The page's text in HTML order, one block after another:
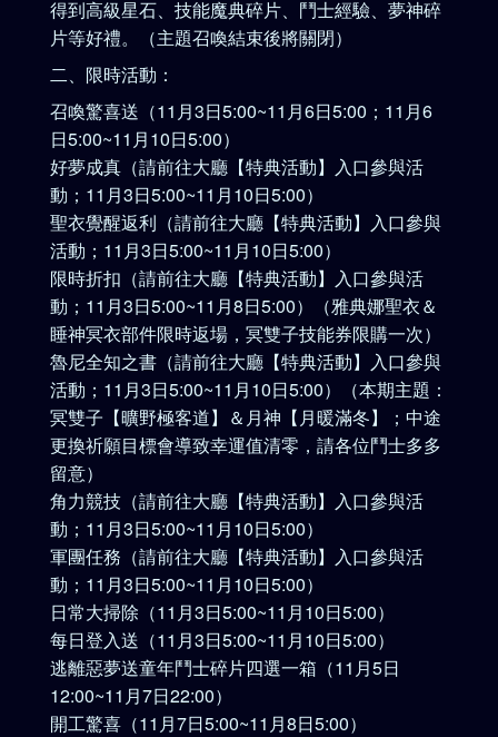
得到高級星石、技能魔典碎片、鬥士經驗、夢神碎
片等好禮。（主題召喚結束後將關閉）
二、限時活動：
召喚驚喜送（11月3日5:00~11月6日5:00；11月6
日5:00~11月10日5:00）
好夢成真（請前往大廳【特典活動】入口參與活
動；11月3日5:00~11月10日5:00）
聖衣覺醒返利（請前往大廳【特典活動】入口參與
活動；11月3日5:00~11月10日5:00）
限時折扣（請前往大廳【特典活動】入口參與活
動；11月3日5:00~11月8日5:00）（雅典娜聖衣＆
睡神冥衣部件限時返場，冥雙子技能券限購一次）
魯尼全知之書（請前往大廳【特典活動】入口參與
活動；11月3日5:00~11月10日5:00）（本期主題：
冥雙子【曠野極客道】＆月神【月暖滿冬】；中途
更換祈願目標會導致幸運值清零，請各位鬥士多多
留意）
角力競技（請前往大廳【特典活動】入口參與活
動；11月3日5:00~11月10日5:00）
軍團任務（請前往大廳【特典活動】入口參與活
動；11月3日5:00~11月10日5:00）
日常大掃除（11月3日5:00~11月10日5:00）
每日登入送（11月3日5:00~11月10日5:00）
逃離惡夢送童年鬥士碎片四選一箱（11月5日
12:00~11月7日22:00）
開工驚喜（11月7日5:00~11月8日5:00）